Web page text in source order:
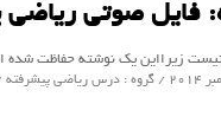
فایل صوتی ریاضی
زیرا‌این یک نوشته حفاظت شده
درس ریاضی پیشرفته / 0